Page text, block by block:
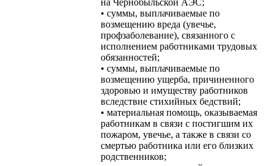
на Чернобыльской АЭС;
• суммы, выплачиваемые по
возмещению вреда (увечье,
профзаболевание), связанного с
исполнением работниками трудовых
обязанностей;
• суммы, выплачиваемые по
возмещению ущерба, причиненного
здоровью и имуществу работников
вследствие стихийных бедствий;
• материальная помощь, оказываемая
работникам в связи с постигшим их
пожаром, увечье, а также в связи со
смертью работника или его близких
родственников;